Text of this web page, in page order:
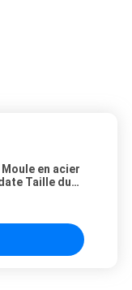
en acier
Taille du